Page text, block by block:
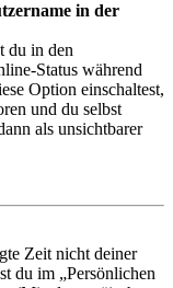
in der
du in den
Status während
Option einschaltest,
und du selbst
als unsichtbarer
Zeit nicht deiner
du im „Persönlichen